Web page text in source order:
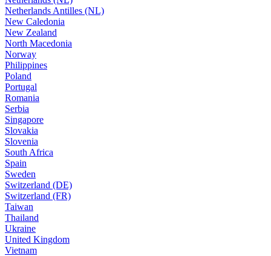
Netherlands Antilles (NL)
New Caledonia
New Zealand
North Macedonia
Norway
Philippines
Poland
Portugal
Romania
Serbia
Singapore
Slovakia
Slovenia
South Africa
Spain
Sweden
Switzerland (DE)
Switzerland (FR)
Taiwan
Thailand
Ukraine
United Kingdom
Vietnam